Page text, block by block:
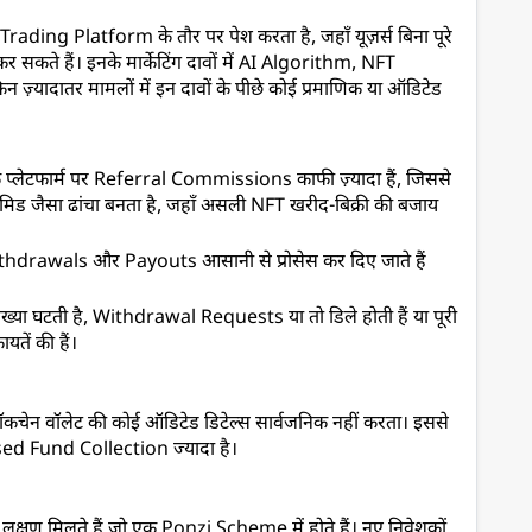
Platform के तौर पर पेश करता है, जहाँ यूज़र्स बिना पूरे
सकते हैं। इनके मार्केटिंग दावों में AI Algorithm, NFT
मामलों में इन दावों के पीछे कोई प्रमाणिक या ऑडिटेड
पर Referral Commissions काफी ज़्यादा हैं, जिससे
जैसा ढांचा बनता है, जहाँ असली NFT खरीद-बिक्री की बजाय
और Payouts आसानी से प्रोसेस कर दिए जाते हैं
घटती है, Withdrawal Requests या तो डिले होती हैं या पूरी
की हैं।
वॉलेट की कोई ऑडिटेड डिटेल्स सार्वजनिक नहीं करता। इससे
Fund Collection ज्यादा है।